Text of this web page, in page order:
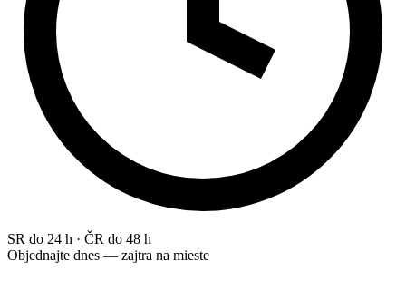
SR do 24 h · ČR do 48 h
Objednajte dnes — zajtra na mieste